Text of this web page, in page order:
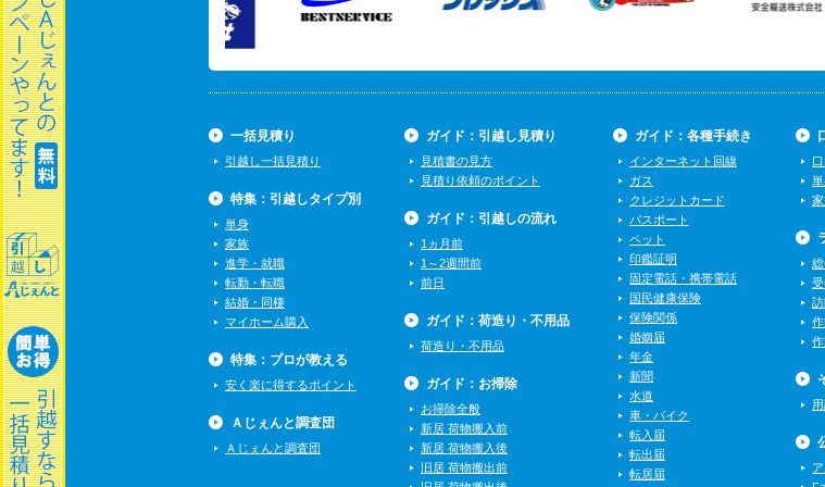
一括見積り
引越し一括見積り
特集：引越しタイプ別
単身
家族
進学・就職
転勤・転職
結婚・同棲
マイホーム購入
特集：プロが教える
安く楽に得するポイント
Ａじぇんと調査団
Ａじぇんと調査団
ガイド：引越し見積り
見積書の見方
見積り依頼のポイント
ガイド：引越しの流れ
1ヵ月前
1～2週間前
前日
ガイド：荷造り・不用品
荷造り・不用品
ガイド：お掃除
お掃除全般
新居 荷物搬入前
新居 荷物搬入後
旧居 荷物搬出前
ガイド：各種手続き
インターネット回線
ガス
クレジットカード
パスポート
ペット
印鑑証明
固定電話・携帯電話
国民健康保険
保険関係
婚姻届
年金
新聞
水道
車・バイク
転入届
転出届
転居届